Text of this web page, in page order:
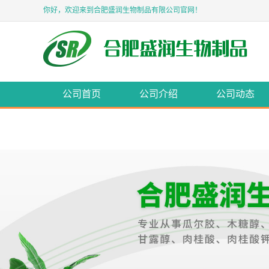
你好，欢迎来到合肥盛润生物制品有限公司官网！
公司首页 公司介绍 公司动态